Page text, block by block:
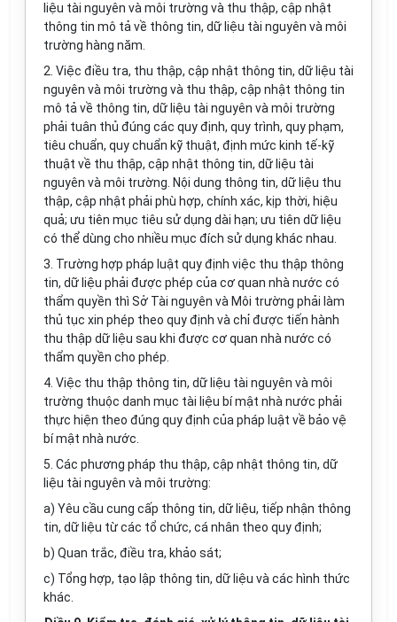
liệu tài nguyên và môi trường và thu thập, cập nhật
thông tin mô tả về thông tin, dữ liệu tài nguyên và môi
trường hàng năm.
2. Việc điều tra, thu thập, cập nhật thông tin, dữ liệu tài
nguyên và môi trường và thu thập, cập nhật thông tin
mô tả về thông tin, dữ liệu tài nguyên và môi trường
phải tuân thủ đúng các quy định, quy trình, quy phạm,
tiêu chuẩn, quy chuẩn kỹ thuật, định mức kinh tế-kỹ
thuật về thu thập, cập nhật thông tin, dữ liệu tài
nguyên và môi trường. Nội dung thông tin, dữ liệu thu
thập, cập nhật phải phù hợp, chính xác, kịp thời, hiệu
quả; ưu tiên mục tiêu sử dụng dài hạn; ưu tiên dữ liệu
có thể dùng cho nhiều mục đích sử dụng khác nhau.
3. Trường hợp pháp luật quy định việc thu thập thông
tin, dữ liệu phải được phép của cơ quan nhà nước có
thẩm quyền thì Sở Tài nguyên và Môi trường phải làm
thủ tục xin phép theo quy định và chỉ được tiến hành
thu thập dữ liệu sau khi được cơ quan nhà nước có
thẩm quyền cho phép.
4. Việc thu thập thông tin, dữ liệu tài nguyên và môi
trường thuộc danh mục tài liệu bí mật nhà nước phải
thực hiện theo đúng quy định của pháp luật về bảo vệ
bí mật nhà nước.
5. Các phương pháp thu thập, cập nhật thông tin, dữ
liệu tài nguyên và môi trường:
a) Yêu cầu cung cấp thông tin, dữ liệu, tiếp nhận thông
tin, dữ liệu từ các tổ chức, cá nhân theo quy định;
b) Quan trắc, điều tra, khảo sát;
c) Tổng hợp, tạo lập thông tin, dữ liệu và các hình thức
khác.